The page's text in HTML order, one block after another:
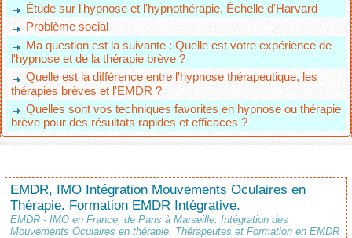
Étude sur l'hypnose et l'hypnothérapie, Échelle d'Harvard
Problème social
Ma question est la suivante : Quelle est votre expérience de
l'hypnose et de la thérapie brève ?
Quelle est la différence entre l'hypnose thérapeutique, les
thérapies brèves et l'EMDR ?
Quelles sont vos techniques favorites en hypnose ou thérapie
brève pour des résultats rapides et efficaces ?
EMDR, IMO Intégration Mouvements Oculaires en
Thérapie. Formation EMDR Intégrative.
EMDR - IMO en France, de Paris à Marseille. Intégration des
Mouvements Oculaires en thérapie. Thérapeutes et Formation en EMDR